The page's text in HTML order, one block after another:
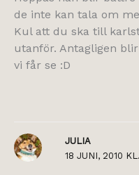
de inte kan tala om
Kul att du ska till
utanför. Antagligen
vi får se :D
JULIA
18 JUNI, 2010